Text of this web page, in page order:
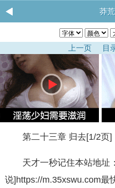
莽
上一页 目
第二十三章 归去[1/2页]
天才一秒记住本站地址
说]https://m.35xswu.com最